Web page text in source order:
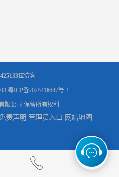
425133位访客
粤ICP备2025416647号-1
限公司 保留所有权利.
免责声明 管理员入口 网站地图